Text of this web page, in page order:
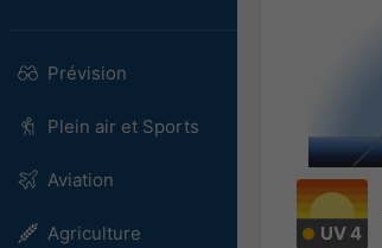
Prévision
Plein air et Sports
Aviation
Agriculture UV 4